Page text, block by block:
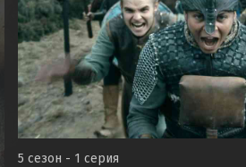
5 сезон - 1 серия